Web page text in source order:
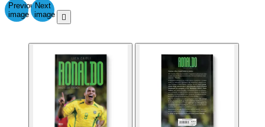
Previous
image
Next
image
